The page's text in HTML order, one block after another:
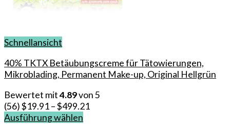
Schnellansicht
40% TKTX Betäubungscreme für Tätowierungen,
Mikroblading, Permanent Make-up, Original Hellgrün
Bewertet mit4.89von 5
(56)$19.91–$499.21
Ausführung wählen